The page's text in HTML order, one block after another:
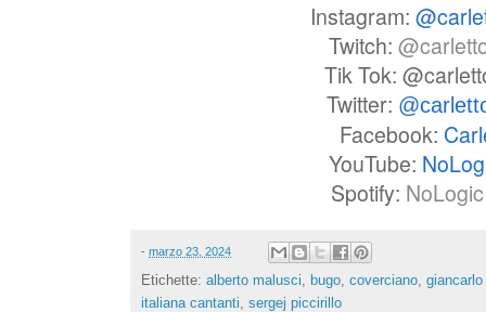
Instagram:
Twitch:
Tik Tok:
Twitter:
Facebook:
YouTube:
Spotify:
- marzo 23, 2024
Etichette: alberto malusci bugo coverciano
italiana cantanti sergej piccirillo